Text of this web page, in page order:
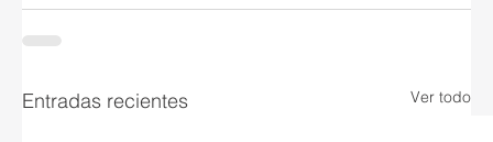
Entradas recientes Ver todo